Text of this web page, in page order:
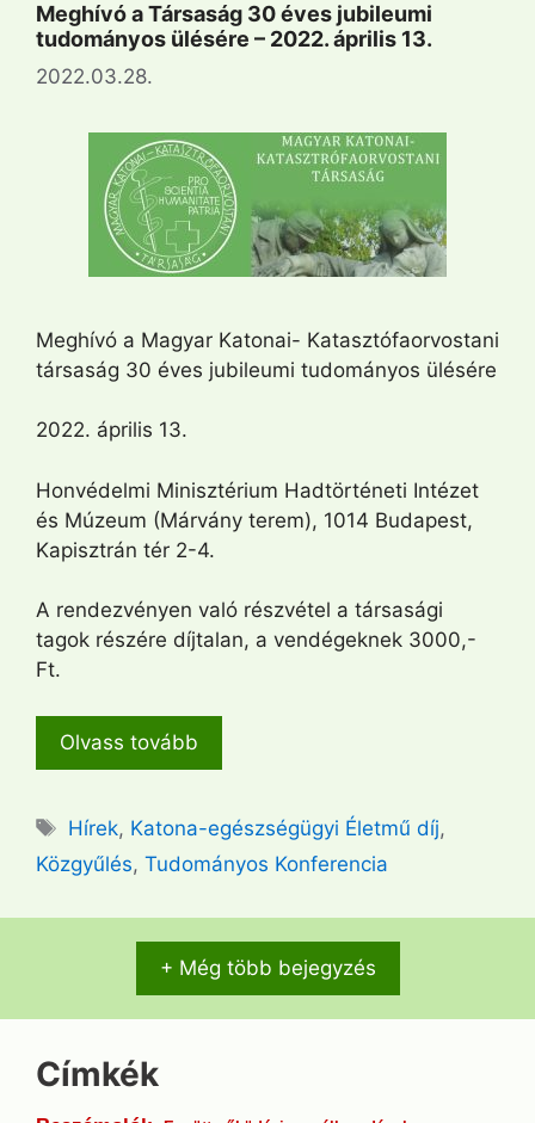
Meghívó a Társaság 30 éves jubileumi
tudományos ülésére – 2022. április 13.
2022.03.28.
Meghívó a Magyar Katonai- Katasztófaorvostani
társaság 30 éves jubileumi tudományos ülésére
2022. április 13.
Honvédelmi Minisztérium Hadtörténeti Intézet
és Múzeum (Márvány terem), 1014 Budapest,
Kapisztrán tér 2-4.
A rendezvényen való részvétel a társasági
tagok részére díjtalan, a vendégeknek 3000,-
Ft.
Olvass tovább
Címkék
Hírek, Katona-egészségügyi Életmű díj,
Közgyűlés, Tudományos Konferencia
+ Még több bejegyzés
Címkék